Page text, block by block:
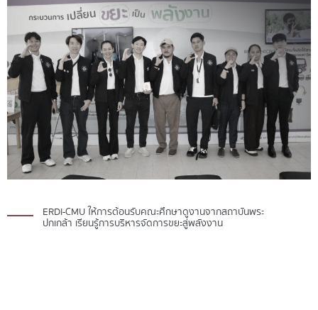
ERDI-CMU ให้การต้อนรับคณะศึกษาดูงานจากสถาบันพระ
ปกเกล้า เรียนรู้การบริหารจัดการขยะสู่พลังงาน